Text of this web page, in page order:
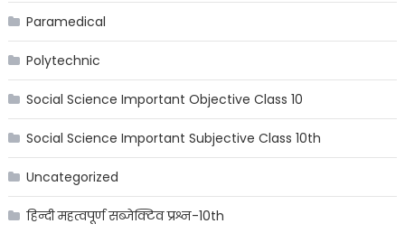
Paramedical
Polytechnic
Social Science Important Objective Class 10
Social Science Important Subjective Class 10th
Uncategorized
हिन्दी महत्वपूर्ण सब्जेक्टिव प्रश्न-10th